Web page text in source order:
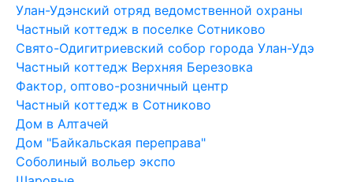
Улан-Удэнский отряд ведомственной охраны
Частный коттедж в поселке Сотниково
Свято-Одигитриевский собор города Улан-Удэ
Частный коттедж Верхняя Березовка
Фактор, оптово-розничный центр
Частный коттедж в Сотниково
Дом в Алтачей
Дом "Байкальская переправа"
Соболиный вольер экспо